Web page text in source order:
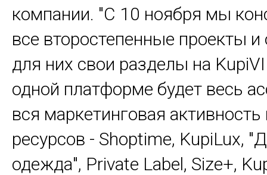
компании. "С 10 ноября мы
все второстепенные проекты
для них свои разделы на
одной платформе будет весь
вся маркетинговая
ресурсов - Shoptime, KupiLux,
одежда", Private Label, Size+,